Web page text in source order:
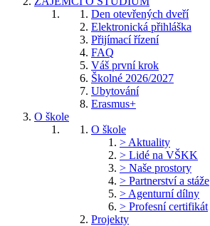
Den otevřených dveří
Elektronická přihláška
Přijímací řízení
FAQ
Váš první krok
Školné 2026/2027
Ubytování
Erasmus+
O škole
O škole
> Aktuality
> Lidé na VŠKK
> Naše prostory
> Partnerství a stáže
> Agenturní dílny
> Profesní certifikát
Projekty